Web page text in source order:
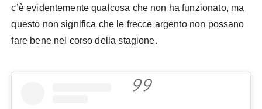
c’è evidentemente qualcosa che non ha funzionato, ma
questo non significa che le frecce argento non possano
fare bene nel corso della stagione.